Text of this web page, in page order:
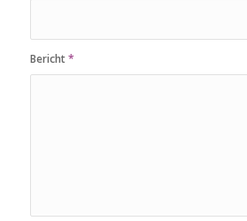
Bericht*